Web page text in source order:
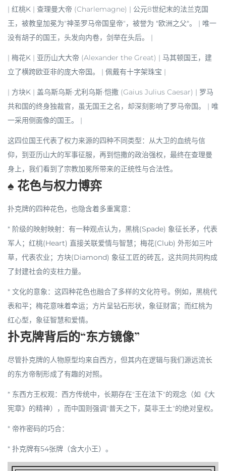
| 红桃K | 查理曼大帝 (Charlemagne) | 公元8世纪末的法兰克国
王，被教皇加冕为"神圣罗马帝国皇帝"，被誉为 "欧洲之父"。 | 唯一
没有胡子的国王，头发向内卷，剑举在头后。 |
| 梅花K | 亚历山大大帝 (Alexander the Great) | 马其顿国王，建
立了横跨欧亚非的庞大帝国。 | 佩戴有十字架珠宝 |
| 方块K | 盖乌斯乌斯·尤利乌斯·恺撒 (Gaius Julius Caesar) | 罗马
共和国的终身独裁官，虽无国王之名，却深刻影响了罗马帝国。 | 唯
一采用侧面像的国王。 |
这四位国王代表了权力来源的四种不同类型：从大卫的血统与信
仰，到亚历山大的军事征服，再到恺撒的政治强权，最终在查理曼
身上，我们看到了宗教加冕所带来的正统性与合法性。
♠️ 花色与权力博弈
扑克牌的四种花色，也隐含着多重寓意：
* 阶级的映射映射：有一种观点认为， 黑桃(Spade) 象征长矛，代表
军人； 红桃(Heart) 直接关联爱情与智慧； 梅花(Club) 外形如三叶
草，代表农业； 方块(Diamond) 象征工匠的砖瓦，这共同共同构成
了封建社会的支柱力量。
* 文化的意象：这四种花色也融合了多样的文化符号。例如，黑桃代
表和平；梅花意味着幸运；方片呈钻石形状，象征财富；而红桃为
红心型，象征智慧和爱情。
扑克牌背后的“东方镜像”
尽管扑克牌的人物原型均来自西方，但其内在逻辑与我们源远流长
的东方帝制形成了有趣的对照。
* 东西方王权观：西方传统中，长期存在"王在法下"的观念（如《大
宪章》的精神），而中国则强调"普天之下，莫非王土"的绝对皇权。
* 帝祚密码的巧合：
* 扑克牌有54张牌（含大小王）。